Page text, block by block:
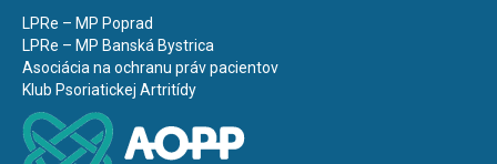
LPRe – MP Poprad
LPRe – MP Banská Bystrica
Asociácia na ochranu práv pacientov
Klub Psoriatickej Artritídy